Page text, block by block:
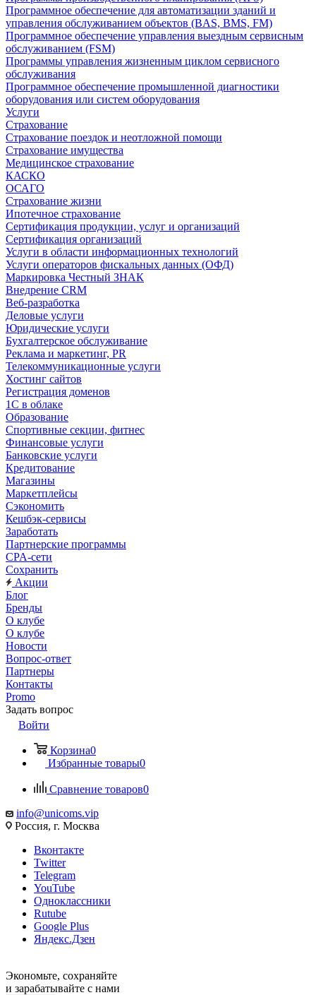
Программное обеспечение для автоматизации зданий и
управления обслуживанием объектов (BAS, BMS, FM)
Программное обеспечение управления выездным сервисным
обслуживанием (FSM)
Программы управления жизненным циклом сервисного
обслуживания
Программное обеспечение промышленной диагностики
оборудования или систем оборудования
Услуги
Страхование
Страхование поездок и неотложной помощи
Страхование имущества
Медицинское страхование
КАСКО
ОСАГО
Страхование жизни
Ипотечное страхование
Сертификация продукции, услуг и организаций
Сертификация организаций
Услуги в области информационных технологий
Услуги операторов фискальных данных (ОФД)
Маркировка Честный ЗНАК
Внедрение CRM
Веб-разработка
Деловые услуги
Юридические услуги
Бухгалтерское обслуживание
Реклама и маркетинг, PR
Телекоммуникационные услуги
Хостинг сайтов
Регистрация доменов
1С в облаке
Образование
Спортивные секции, фитнес
Финансовые услуги
Банковские услуги
Кредитование
Магазины
Маркетплейсы
Сэкономить
Кешбэк-сервисы
Заработать
Партнерские программы
CPA-сети
Сохранить
Акции
Блог
Бренды
О клубе
О клубе
Новости
Вопрос-ответ
Партнеры
Контакты
Promo
Задать вопрос
Войти
Корзина0
Избранные товары0
Сравнение товаров0
info@unicoms.vip
Россия, г. Москва
Вконтакте
Twitter
Telegram
YouTube
Одноклассники
Rutube
Google Plus
Яндекс.Дзен
Экономьте, сохраняйте
и зарабатывайте с нами